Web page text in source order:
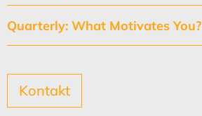
Quarterly: What Motivates You?
Kontakt